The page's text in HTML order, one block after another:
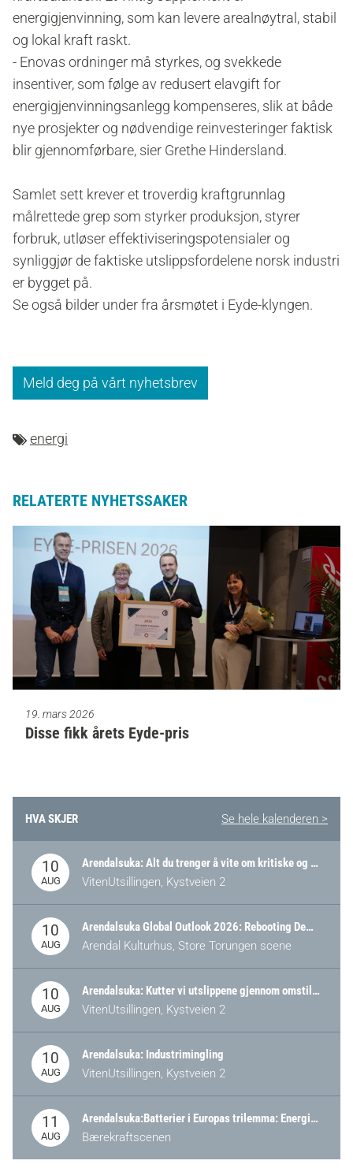
energigjenvinning, som kan levere arealnøytral, stabil
og lokal kraft raskt.
- Enovas ordninger må styrkes, og svekkede
insentiver, som følge av redusert elavgift for
energigjenvinningsanlegg kompenseres, slik at både
nye prosjekter og nødvendige reinvesteringer faktisk
blir gjennomførbare, sier Grethe Hindersland.
Samlet sett krever et troverdig kraftgrunnlag
målrettede grep som styrker produksjon, styrer
forbruk, utløser effektiviseringspotensialer og
synliggjør de faktiske utslippsfordelene norsk industri
er bygget på.
Se også bilder under fra årsmøtet i Eyde-klyngen.
Meld deg på vårt nyhetsbrev
energi
RELATERTE NYHETSSAKER
19. mars 2026
Disse fikk årets Eyde-pris
HVA SKJER Se hele kalenderen >
10
AUG
Arendalsuka: Alt du trenger å vite om kritiske og strategiske verdikjeder i Norge
VitenUtsillingen, Kystveien 2
10
AUG
Arendalsuka Global Outlook 2026: Rebooting Democracy for a New World Order
Arendal Kulturhus, Store Torungen scene
10
AUG
Arendalsuka: Kutter vi utslippene gjennom omstilling – eller tap av industri?
VitenUtsillingen, Kystveien 2
10
AUG
Arendalsuka: Industrimingling
VitenUtsillingen, Kystveien 2
11
AUG
Arendalsuka:Batterier i Europas trilemma: Energisikkerhet, konkurransekraft og bærekraft (Battery Norway-arrangement)
Bærekraftscenen